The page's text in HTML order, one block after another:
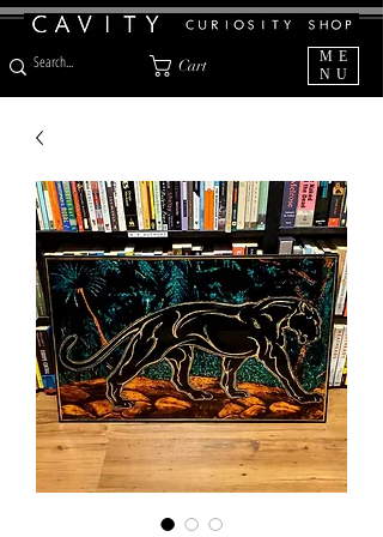
Cart
ME
NU